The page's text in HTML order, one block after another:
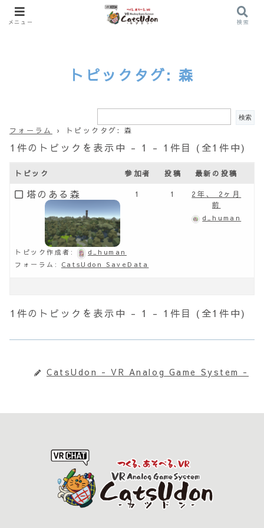
トピックタグ: 森
フォーラム › トピックタグ: 森
1件のトピックを表示中 - 1 - 1件目 (全1件中)
トピック 参加者 投稿 最新の投稿
塔のある森
トピック作成者:
d_human
フォーラム: CatsUdon SaveData
1 1
2年、 2ヶ月
前
d_human
1件のトピックを表示中 - 1 - 1件目 (全1件中)
CatsUdon - VR Analog Game System -
メニュー 検索